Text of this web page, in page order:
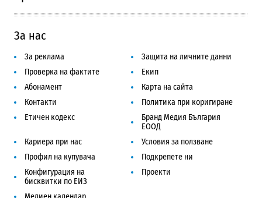
За нас
За реклама
Защита на личните данни
Проверка на фактите
Екип
Абонамент
Карта на сайта
Контакти
Политика при коригиране
Етичен кодекс
Бранд Медия България
ЕООД
Кариера при нас
Условия за ползване
Профил на купувача
Подкрепете ни
Конфигурация на
бисквитки по ЕИЗ
Проекти